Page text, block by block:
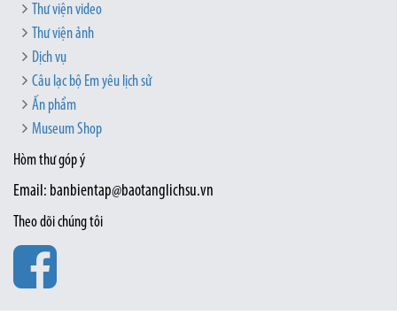
Thư viện video
Thư viện ảnh
Dịch vụ
Câu lạc bộ Em yêu lịch sử
Ấn phẩm
Museum Shop
Hòm thư góp ý
Email: banbientap@baotanglichsu.vn
Theo dõi chúng tôi